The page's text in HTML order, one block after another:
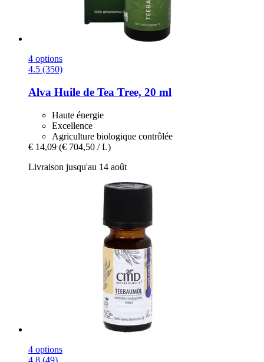
4 options
4.5 (350)
Alva Huile de Tea Tree, 20 ml
Haute énergie
Excellence
Agriculture biologique contrôlée
€ 14,09 (€ 704,50 / L)
Livraison jusqu'au 14 août
4 options
4.8 (49)